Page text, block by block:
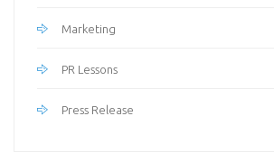
Marketing
PR Lessons
Press Release